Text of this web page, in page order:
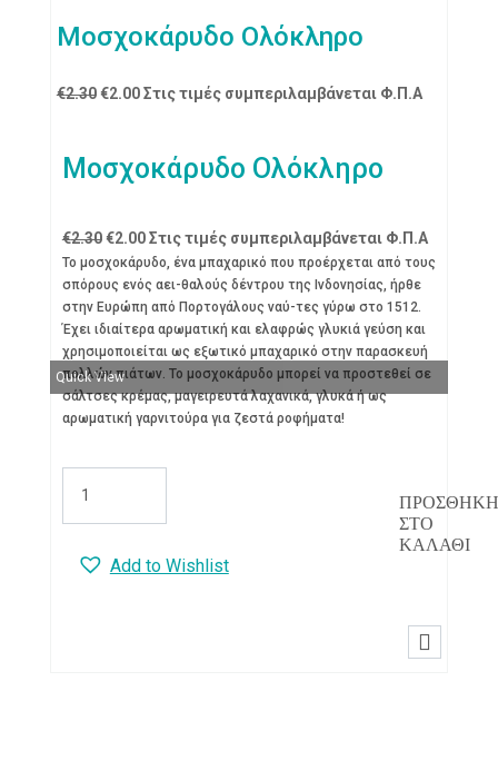
Μοσχοκάρυδο Ολόκληρο
€2.30 Original
€2.30.
€2.00Η
είναι:
Στις τιμές συμπεριλαμβάνεται Φ.Π.Α
Μοσχοκάρυδο Ολόκληρο
€2.30 Original
price
was:
€2.30.
€2.00Η
τρέχουσα
τιμή
είναι:
€2.00.
Στις τιμές συμπεριλαμβάνεται Φ.Π.Α
Το μοσχοκάρυδο, ένα μπαχαρικό που προέρχεται από τους
σπόρους ενός αει-θαλούς δέντρου της Ινδονησίας, ήρθε
στην Ευρώπη από Πορτογάλους ναύ-τες γύρω στο 1512.
Έχει ιδιαίτερα αρωματική και ελαφρώς γλυκιά γεύση και
χρησιμοποιείται ως εξωτικό μπαχαρικό στην παρασκευή
πολλών πιάτων. Το μοσχοκάρυδο μπορεί να προστεθεί σε
σάλτσες κρέμας, μαγειρευτά λαχανικά, γλυκά ή ως
αρωματική γαρνιτούρα για ζεστά ροφήματα!
Ολόκληρο
ποσότητα
ΣΤΟ
ΚΑΛΆΘΙ
Add to Wishlist
Quick View
